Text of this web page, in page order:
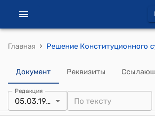
Главная ›
Документ Реквизиты
Редакция
05.03.1999